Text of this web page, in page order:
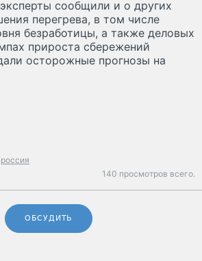
сообщили и о других
перегрева, в том числе
безработицы, а также деловых
прироста сбережений
осторожные прогнозы на
россия
140 просмотров всего.
ОБСУДИТЬ